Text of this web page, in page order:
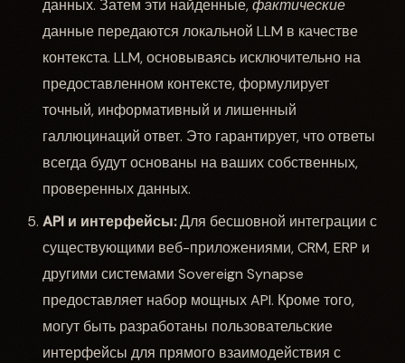
данных. Затем эти найденные,фактические
данные передаются локальной LLM в качестве
контекста. LLM, основываясь исключительно на
предоставленном контексте, формулирует
точный, информативный и лишенный
галлюцинаций ответ. Это гарантирует, что ответы
всегда будут основаны на ваших собственных,
проверенных данных.
API и интерфейсы:Для бесшовной интеграции с
существующими веб-приложениями, CRM, ERP и
другими системами Sovereign Synapse
предоставляет набор мощных API. Кроме того,
могут быть разработаны пользовательские
интерфейсы для прямого взаимодействия с